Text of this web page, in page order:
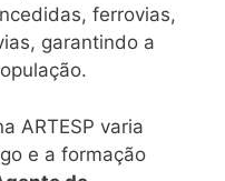
ferrovias,
garantindo a
ARTESP varia
e a formação